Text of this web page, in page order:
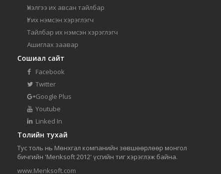
Үнэлгээ их авсан тайлбар
Үг их нэмсэн хэрэглэгч
Тайлбар их нэмсэн хэрэглэгч
Ашиглах заавар
Сошиал сайт
Facebook
Twitter
Google Plus
Youtube
Linked In
Толийн тухай
Тус толь нь Мөнхгал компанийн зөвшөөрлөөр монгол
бичгийн 'Menksoft 2012' үсгийн тиг хэрэглэж байна.
www.Menksoft.com